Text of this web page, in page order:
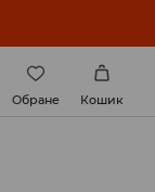
Обране Кошик